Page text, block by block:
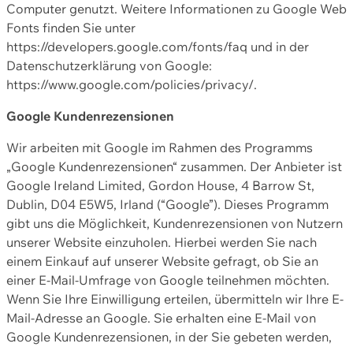
Computer genutzt. Weitere Informationen zu Google Web
Fonts finden Sie unter
https://developers.google.com/fonts/faq und in der
Datenschutzerklärung von Google:
https://www.google.com/policies/privacy/.
Google Kundenrezensionen
Wir arbeiten mit Google im Rahmen des Programms
„Google Kundenrezensionen“ zusammen. Der Anbieter ist
Google Ireland Limited, Gordon House, 4 Barrow St,
Dublin, D04 E5W5, Irland (“Google”). Dieses Programm
gibt uns die Möglichkeit, Kundenrezensionen von Nutzern
unserer Website einzuholen. Hierbei werden Sie nach
einem Einkauf auf unserer Website gefragt, ob Sie an
einer E-Mail-Umfrage von Google teilnehmen möchten.
Wenn Sie Ihre Einwilligung erteilen, übermitteln wir Ihre E-
Mail-Adresse an Google. Sie erhalten eine E-Mail von
Google Kundenrezensionen, in der Sie gebeten werden,